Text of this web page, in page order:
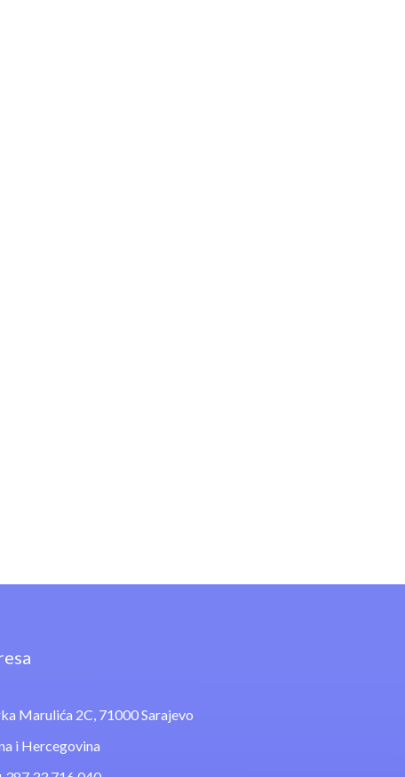
Marulića 2C, 71000 Sarajevo
i Hercegovina